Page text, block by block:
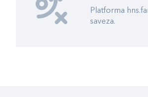
Platforma
saveza.